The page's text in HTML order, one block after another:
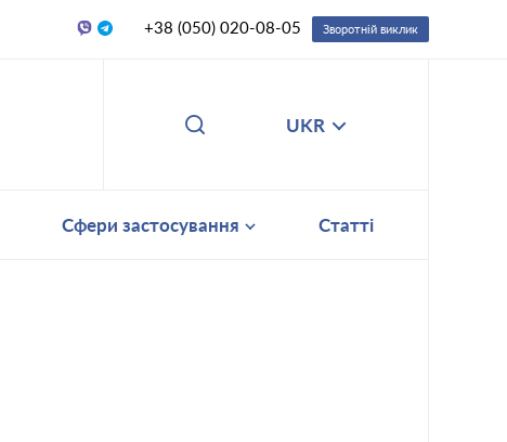
+38 (050) 020-08-05 Зворотній виклик
UKR
Сфери застосування Статті